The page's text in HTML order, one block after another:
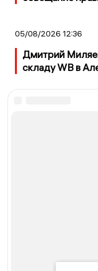
05/08/2026 12:36
Дмитрий
складу WB в